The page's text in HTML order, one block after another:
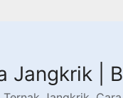
Jangkrik |